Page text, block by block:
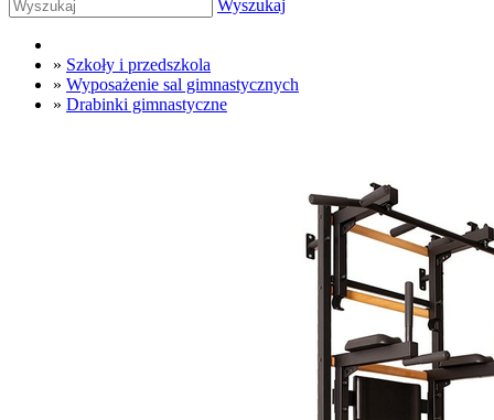
Wyszukaj
» Szkoły i przedszkola
» Wyposażenie sal gimnastycznych
» Drabinki gimnastyczne